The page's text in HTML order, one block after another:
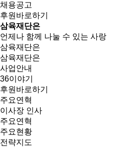
채용공고
후원바로하기
삼육재단은
언제나 함께 나눌 수 있는 사랑
삼육재단은
삼육재단은
사업안내
36이야기
후원바로하기
주요연혁
이사장 인사
주요연혁
주요현황
전략지도